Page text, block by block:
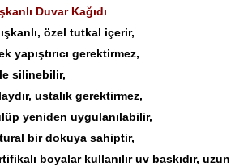
Duvar Kağıdı
özel tutkal içerir,
yapıştırıcı gerektirmez,
silinebilir,
ustalık gerektirmez,
yeniden uygulanılabilir,
bir dokuya sahiptir,
boyalar kullanılır uv baskıdır, uzun